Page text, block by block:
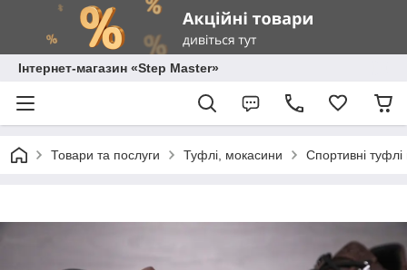
Інтернет-магазин «Step Master»
Товари та послуги Туфлі, мокасини Спортивні